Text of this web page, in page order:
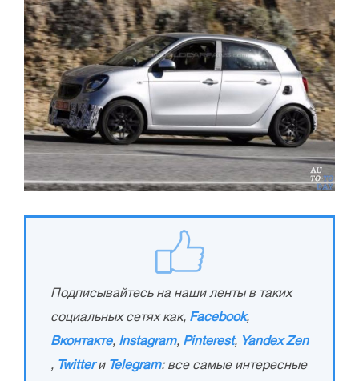
Подписывайтесь на наши ленты в таких
социальных сетях как, Facebook,
Вконтакте, Instagram, Pinterest, Yandex Zen
, Twitterи Telegram: все самые интересные